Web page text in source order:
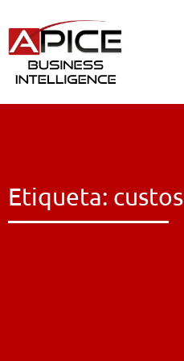
Etiqueta: custos